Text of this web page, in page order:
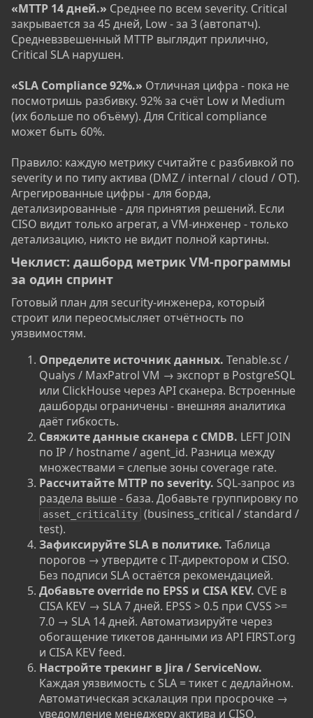
«MTTP 14 дней.» Среднее по всем severity. Critical
закрывается за 45 дней, Low - за 3 (автопатч).
Средневзвешенный MTTP выглядит прилично,
Critical SLA нарушен.
«SLA Compliance 92%.» Отличная цифра - пока не
посмотришь разбивку. 92% за счёт Low и Medium
(их больше по объёму). Для Critical compliance
может быть 60%.
Правило: каждую метрику считайте с разбивкой по
severity и по типу актива (DMZ / internal / cloud / OT).
Агрегированные цифры - для борда,
детализированные - для принятия решений. Если
CISO видит только агрегат, а VM-инженер - только
детализацию, никто не видит полной картины.
Чеклист: дашборд метрик VM-программы
за один спринт​
Готовый план для security-инженера, который
строит или переосмысляет отчётность по
уязвимостям.
Определите источник данных. Tenable.sc /
Qualys / MaxPatrol VM → экспорт в PostgreSQL
или ClickHouse через API сканера. Встроенные
дашборды ограничены - внешняя аналитика
даёт гибкость.
Свяжите данные сканера с CMDB. LEFT JOIN
по IP / hostname / agent_id. Разница между
множествами = слепые зоны coverage rate.
Рассчитайте MTTP по severity. SQL-запрос из
раздела выше - база. Добавьте группировку по
asset_criticality (business_critical / standard /
test).
Зафиксируйте SLA в политике. Таблица
порогов → утвердите с IT-директором и CISO.
Без подписи SLA остаётся рекомендацией.
Добавьте override по EPSS и CISA KEV. CVE в
CISA KEV → SLA 7 дней. EPSS > 0.5 при CVSS >=
7.0 → SLA 14 дней. Автоматизируйте через
обогащение тикетов данными из API FIRST.org
и CISA KEV feed.
Настройте трекинг в Jira / ServiceNow.
Каждая уязвимость с SLA = тикет с дедлайном.
Автоматическая эскалация при просрочке →
уведомление менеджеру актива и CISO.